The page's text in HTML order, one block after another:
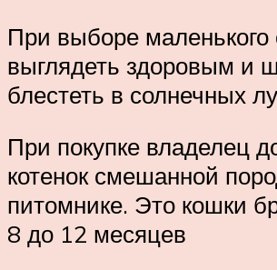
При выборе маленького
выглядеть здоровым и
блестеть в солнечных
При покупке владелец
котенок смешанной
питомнике. Это кошки
8 до 12 месяцев